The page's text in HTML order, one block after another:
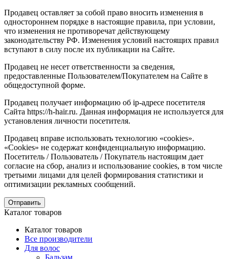
Продавец оставляет за собой право вносить изменения в
одностороннем порядке в настоящие правила, при условии,
что изменения не противоречат действующему
законодательству РФ. Изменения условий настоящих правил
вступают в силу после их публикации на Сайте.
Продавец не несет ответственности за сведения,
предоставленные Пользователем/Покупателем на Сайте в
общедоступной форме.
Продавец получает информацию об ip-адресе посетителя
Сайта https://h-hair.ru. Данная информация не используется для
установления личности посетителя.
Продавец вправе использовать технологию «cookies».
«Cookies» не содержат конфиденциальную информацию.
Посетитель / Пользователь / Покупатель настоящим дает
согласие на сбор, анализ и использование cookies, в том числе
третьими лицами для целей формирования статистики и
оптимизации рекламных сообщений.
Отправить
Каталог товаров
Каталог товаров
Все производители
Для волос
Бальзам